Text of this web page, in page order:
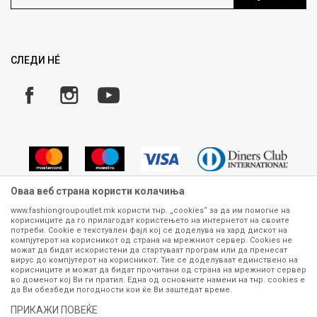
Замена и рефундација на производи
Плаќање
СЛЕДИ НÉ
Сите информации околу производите кои се изложени на нашата
онлајн продавница се стремиме да бидат конкретни, точни и прецизни,
меѓутоа не можеме да гарантираме дека се без ниту една грешка или
пак дека сите производи во моментот се достапни на залиха.
Фотографиите се најверодостојниот приказ на производот. Доколку
дојде до потреба за замена на производ или рефундација, процедурата
контактирајте не на телефонскиот број 070 275 363 или на е-
Оваа веб страна користи колачиња
www.fashiongroupoutlet.mk користи тнр. „cookies“ за да им помогне на
корисниците да го прилагодат користењето на интернетот на своите
потреби. Cookie е текстуален фајл кој се доделува на хард дискот на
компјутерот на корисникот од страна на мрежниот сервер. Cookies не
можат да бидат искористени да стартуваат програм или да пренесат
вирус до компјутерот на корисникот. Тие се доделуваат единствено на
корисниците и можат да бидат прочитани од страна на мрежниот сервер
во доменот кој Ви ги пратил. Една од основните намени на тнр. сookies е
да Ви обезбеди погодности кои ќе Ви заштедат време.
ПРИКАЖИ ПОВЕЌЕ